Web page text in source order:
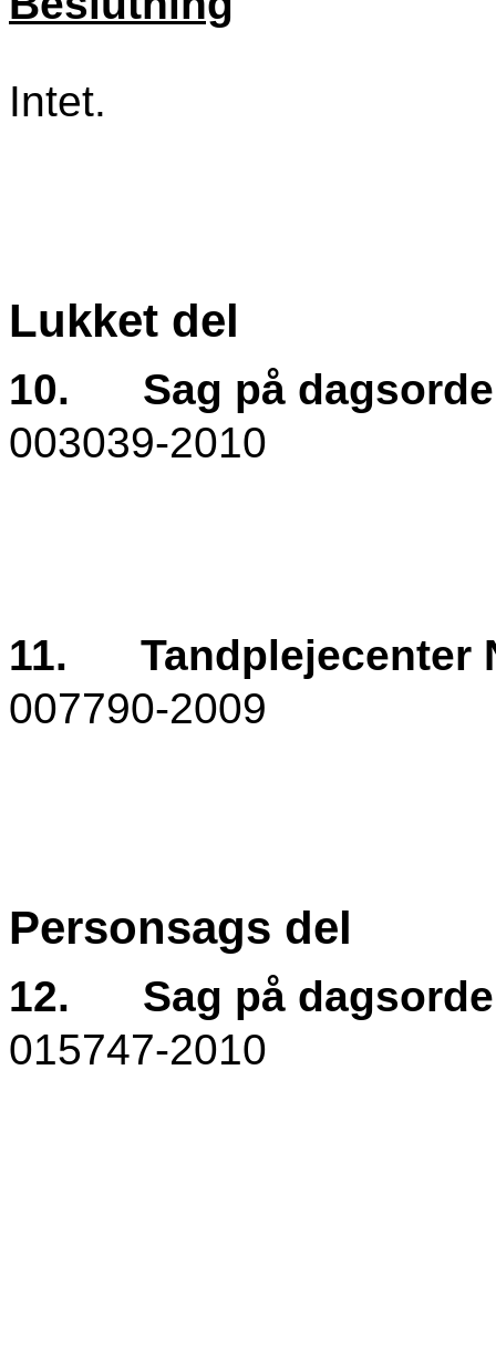
Intet.
Lukket del
10.
Sag på
003039-2010
11.
Tandplejecenter
007790-2009
Personsags del
12.
Sag på
015747-2010